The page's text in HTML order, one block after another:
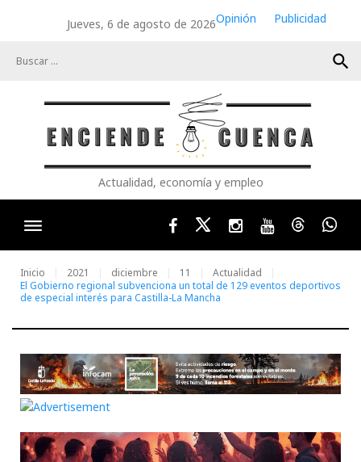
Jueves, 6 de agosto de 2026Opinión
Publicidad
search
Actualidad, economía y empleo
FacebookTwitterInstagram
YoutubeThreads
Inicio 2021 diciembre 11
Actualidad
El Gobierno regional subvenciona un total de 129 eventos deportivos
de especial interés para Castilla-La Mancha